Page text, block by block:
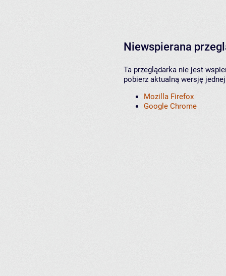
Niewspierana
Ta przeglądarka nie jest
pobierz aktualną wersję
Mozilla Firefox
Google Chrome